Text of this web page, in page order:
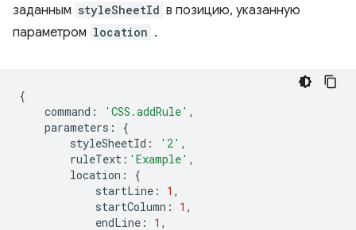
заданным styleSheetId в позицию, указанную
параметром location .
{
command : 'CSS.addRule' ,
parameters :
{
styleSheetId : '2' ,
ruleText : 'Example' ,
location :
{
startLine : 1 ,
startColumn : 1 ,
endLine : 1 ,